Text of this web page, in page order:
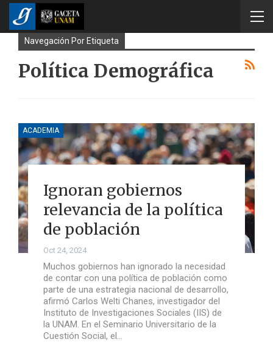
Navegación Por Etiqueta
Política Demográfica
ACADEMIA
Ignoran gobiernos
relevancia de la política
de población
Oct 24, 2024
Muchos gobiernos han ignorado la necesidad
de contar con una política de población como
parte de una estrategia nacional de desarrollo,
afirmó Carlos Welti Chanes, investigador del
Instituto de Investigaciones Sociales (IIS) de
la UNAM. En el Seminario Universitario de la
Cuestión Social, el…